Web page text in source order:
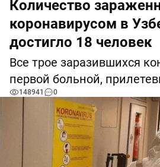
Количество
коронавирусом в
достигло 18 человек
Все трое заразившихся
первой больной,
148941 0